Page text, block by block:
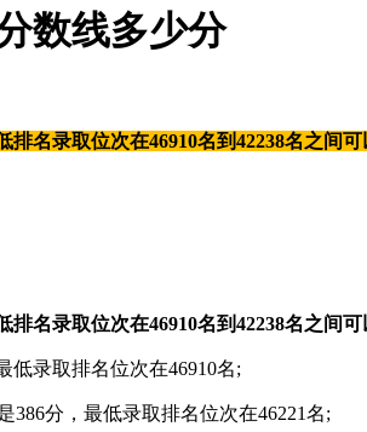
数线多少分
名录取位次在46910名到42238名之间可
名录取位次在46910名到42238名之间可
低录取排名位次在46910名;
386分，最低录取排名位次在46221名;